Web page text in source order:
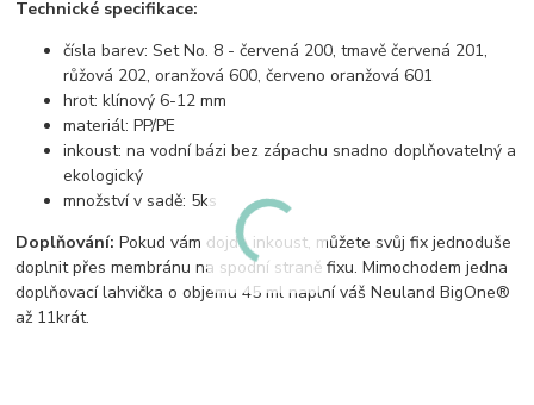
Technické specifikace:
čísla barev: Set No. 8 - červená 200, tmavě červená 201,
růžová 202, oranžová 600, červeno oranžová 601
hrot: klínový 6-12 mm
materiál: PP/PE
inkoust: na vodní bázi bez zápachu snadno doplňovatelný a
ekologický
množství v sadě: 5ks
Doplňování:Pokud vám dojde inkoust, můžete svůj fix jednoduše
doplnit přes membránu na spodní straně fixu. Mimochodem jedna
doplňovací lahvička o objemu 45 ml naplní váš Neuland BigOne®
až 11krát.